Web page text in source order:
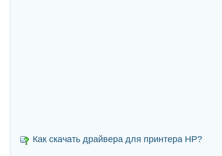
Как скачать драйвера для принтера HP?